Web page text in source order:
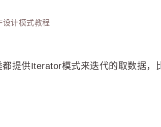
设计模式教程
提供Iterator模式来迭代的取数据，